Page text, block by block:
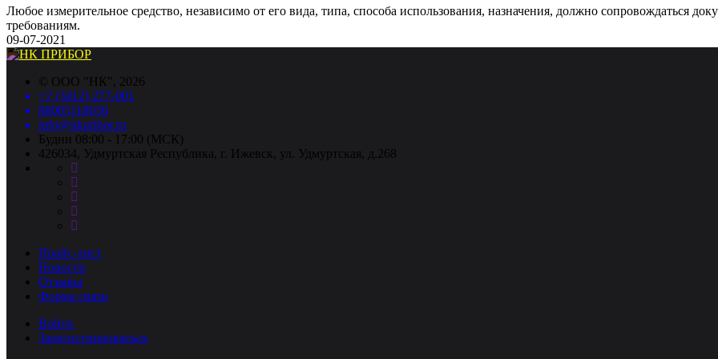
Любое измерительное средство, независимо от его вида, типа, способа использования, назначения, должно сопровождаться
требованиям.
09-07-2021
© ООО "НК", 2026
+7 (3412) 277-001
88005118036
info@nkpribor.ru
Будни 08:00 - 17:00 (МСК)
426034, Удмуртская Республика, г. Ижевск, ул. Удмуртская, д.268
Прайс-лист
Новости
Отзывы
Форма связи
Войти
Зарегистрироваться